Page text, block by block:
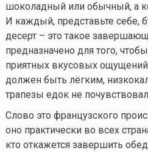
шоколадный или обычный, а
И каждый, представьте себе,
десерт – это такое
предназначено для того,
приятных вкусовых
должен быть лёгким,
трапезы едок не
Слово это французского
оно практически во всех
кто откажется завершить обед